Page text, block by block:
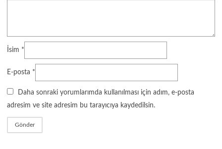
İsim *
E-posta *
Daha sonraki yorumlarımda kullanılması için adım, e-posta
adresim ve site adresim bu tarayıcıya kaydedilsin.